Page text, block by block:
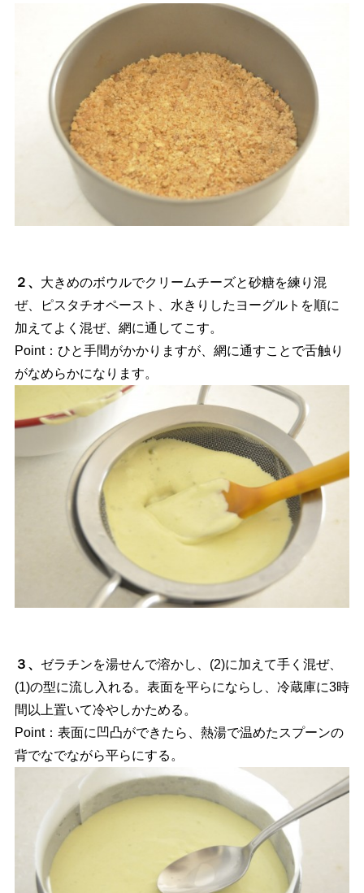
２、 大きめのボウルでクリームチーズと砂糖を練り混
ぜ、ピスタチオペースト、水きりしたヨーグルトを順に
加えてよく混ぜ、網に通してこす。
Point：ひと手間がかかりますが、網に通すことで舌触り
がなめらかになります。
３、 ゼラチンを湯せんで溶かし、(2)に加えて手く混ぜ、
(1)の型に流し入れる。表面を平らにならし、冷蔵庫に3時
間以上置いて冷やしかためる。
Point：表面に凹凸ができたら、熱湯で温めたスプーンの
背でなでながら平らにする。